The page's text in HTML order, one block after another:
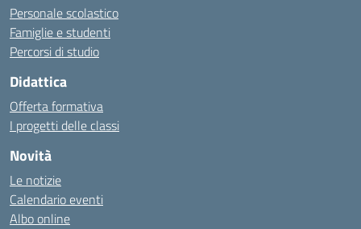
Personale scolastico
Famiglie e studenti
Percorsi di studio
Didattica
Offerta formativa
I progetti delle classi
Novità
Le notizie
Calendario eventi
Albo online